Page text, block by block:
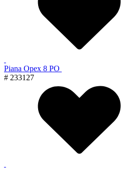
Piana Орех 8 PO
# 233127